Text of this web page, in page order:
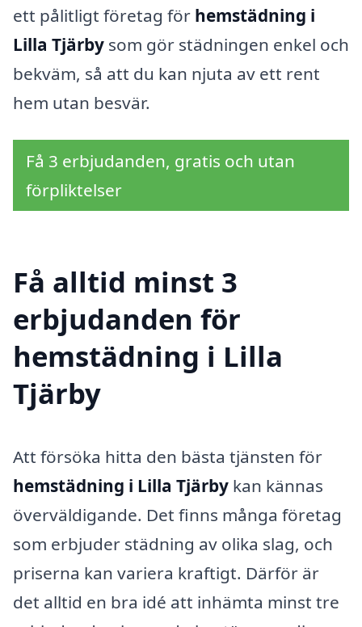
ett pålitligt företag för hemstädning i
Lilla Tjärby som gör städningen enkel och
bekväm, så att du kan njuta av ett rent
hem utan besvär.
Få 3 erbjudanden, gratis och utan
förpliktelser
Få alltid minst 3
erbjudanden för
hemstädning i Lilla
Tjärby
Att försöka hitta den bästa tjänsten för
hemstädning i Lilla Tjärby kan kännas
överväldigande. Det finns många företag
som erbjuder städning av olika slag, och
priserna kan variera kraftigt. Därför är
det alltid en bra idé att inhämta minst tre